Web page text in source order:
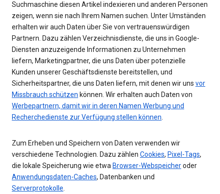
Suchmaschine diesen Artikel indexieren und anderen Personen
zeigen, wenn sie nach Ihrem Namen suchen. Unter Umständen
erhalten wir auch Daten über Sie von vertrauenswürdigen
Partnern. Dazu zählen Verzeichnisdienste, die uns in Google-
Diensten anzuzeigende Informationen zu Unternehmen
liefern, Marketingpartner, die uns Daten über potenzielle
Kunden unserer Geschäftsdienste bereitstellen, und
Sicherheitspartner, die uns Daten liefern, mit denen wir uns vor
Missbrauch schützen können. Wir erhalten auch Daten von
Werbepartnern, damit wir in deren Namen Werbung und
Recherchedienste zur Verfügung stellen können.
Zum Erheben und Speichern von Daten verwenden wir
verschiedene Technologien. Dazu zählen Cookies, Pixel-Tags,
die lokale Speicherung wie etwa Browser-Webspeicheroder
Anwendungsdaten-Caches, Datenbanken und
Serverprotokolle.